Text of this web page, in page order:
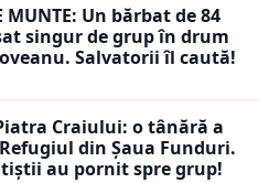
MUNTE: Un bărbat de 84
singur de grup în drum
Salvatorii îl caută!
Craiului: o tânără a
din Șaua Funduri.
au pornit spre grup!